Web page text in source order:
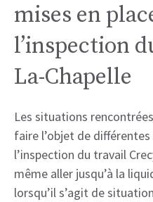
mises en
l’inspection
La-Chapelle
Les situations
faire l’objet de
l’inspection du travail
même aller jusqu’à la
lorsqu’il s’agit de